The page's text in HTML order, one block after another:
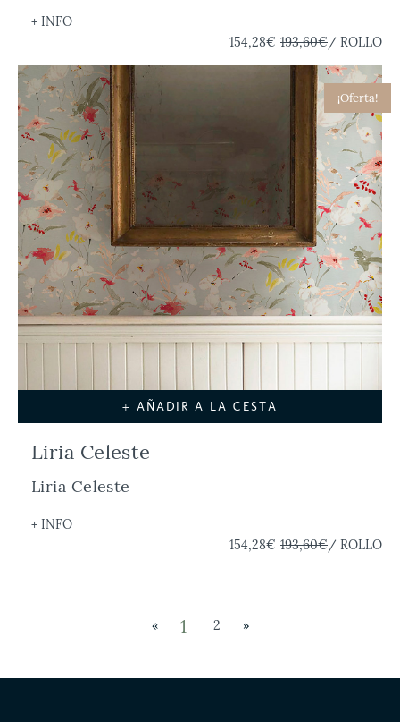
+ INFO
154,28€ 193,60€/ ROLLO
¡Oferta!
+ AÑADIR A LA CESTA
Liria Celeste
Liria Celeste
+ INFO
154,28€ 193,60€/ ROLLO
« 1 2 »